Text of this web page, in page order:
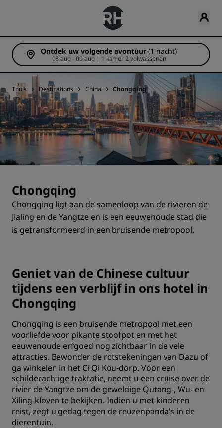
Ontdek uw volgende avontuur (1 nacht)
08 aug - 09 aug | 1 kamer 2 volwassenen
Thuis Destinations China Chongqing
Chongqing
Chongqing ligt aan de samenloop van de rivieren de
Jialing en de Yangtze en is een eeuwenoude stad die
is getransformeerd in een bruisende metropool.
Geniet van de Chinese cultuur
tijdens een verblijf in ons hotel in
Chongqing
Chongqing is een bruisende metropool met een
voorliefde voor pikante stoofpot en met het
eeuwenoude erfgoed nog zichtbaar in de vele
attracties. Bewonder de rotstekeningen van Dazu of
ga winkelen in het Ci Qi Kou-dorp. Voor een
schilderachtige traktatie, neemt u een cruise over de
rivier de Yangtze om de geweldige Qutang-, Wu- en
Xiling-kloven te bekijken. Indien u met kinderen
reist, zegt u gedag tegen de reuzenpanda’s in de
dierentuin.